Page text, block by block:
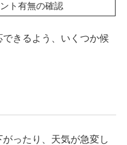
ト有無の確認
きるよう、いくつか候
ったり、天気が急変し